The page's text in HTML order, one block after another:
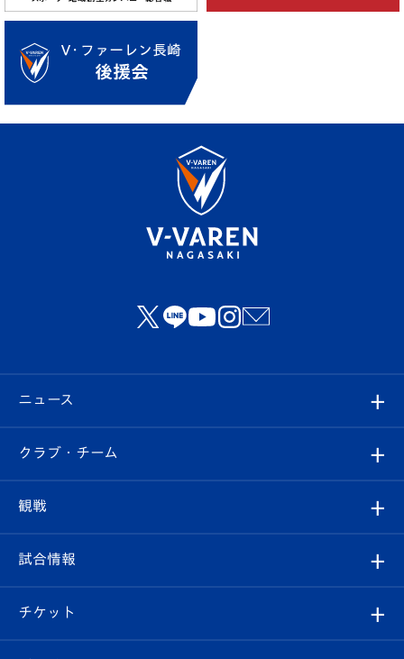
ニュース
すべて
クラブ
試合情報
クラブ・チーム
クラブ概要
エンブレム紹介
観戦
観戦ルール
はじめての観戦ガイド
試合情報
試合日程/結果
チケット